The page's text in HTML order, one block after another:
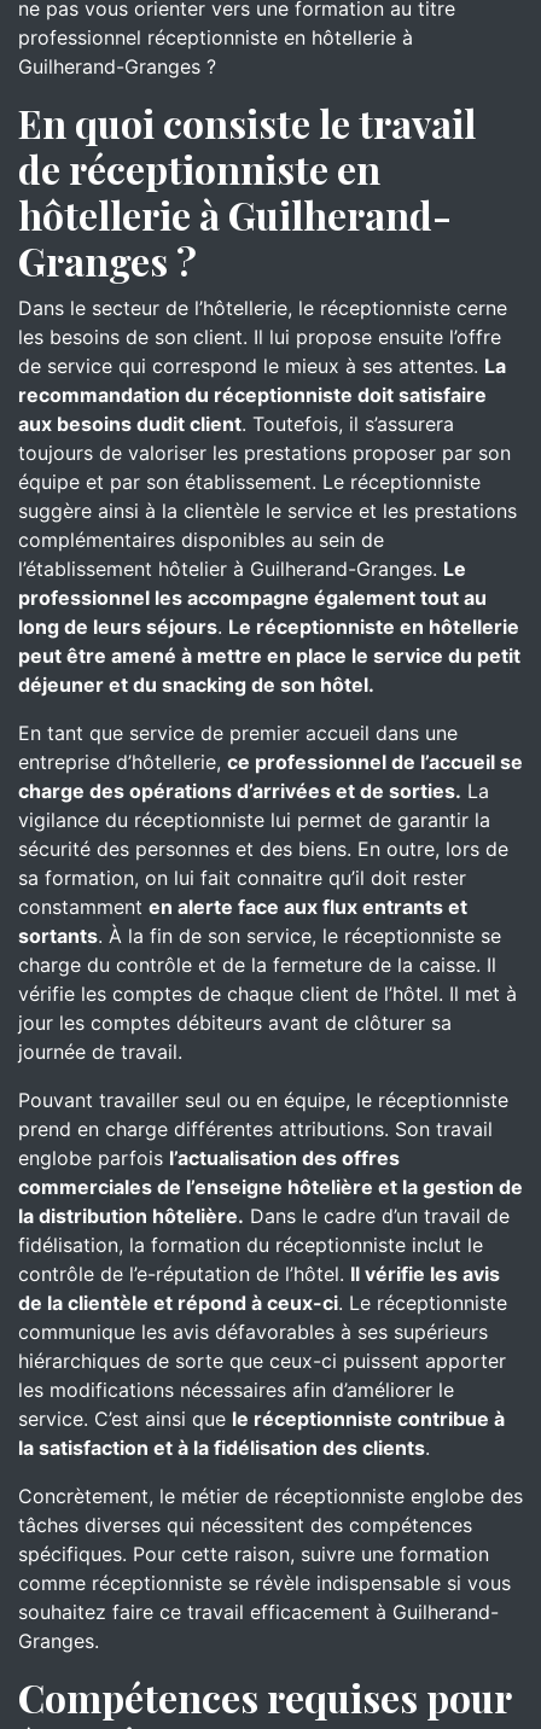
ne pas vous orienter vers une formation au titre
professionnel réceptionniste en hôtellerie à
Guilherand-Granges ?
En quoi consiste le travail
de réceptionniste en
hôtellerie à Guilherand-
Granges ?
Dans le secteur de l’hôtellerie, le réceptionniste cerne
les besoins de son client. Il lui propose ensuite l’offre
de service qui correspond le mieux à ses attentes. La
recommandation du réceptionniste doit satisfaire
aux besoins dudit client. Toutefois, il s’assurera
toujours de valoriser les prestations proposer par son
équipe et par son établissement. Le réceptionniste
suggère ainsi à la clientèle le service et les prestations
complémentaires disponibles au sein de
l’établissement hôtelier à Guilherand-Granges. Le
professionnel les accompagne également tout au
long de leurs séjours. Le réceptionniste en hôtellerie
peut être amené à mettre en place le service du petit
déjeuner et du snacking de son hôtel.
En tant que service de premier accueil dans une
entreprise d’hôtellerie, ce professionnel de l’accueil se
charge des opérations d’arrivées et de sorties. La
vigilance du réceptionniste lui permet de garantir la
sécurité des personnes et des biens. En outre, lors de
sa formation, on lui fait connaitre qu’il doit rester
constamment en alerte face aux flux entrants et
sortants. À la fin de son service, le réceptionniste se
charge du contrôle et de la fermeture de la caisse. Il
vérifie les comptes de chaque client de l’hôtel. Il met à
jour les comptes débiteurs avant de clôturer sa
journée de travail.
Pouvant travailler seul ou en équipe, le réceptionniste
prend en charge différentes attributions. Son travail
englobe parfois l’actualisation des offres
commerciales de l’enseigne hôtelière et la gestion de
la distribution hôtelière. Dans le cadre d’un travail de
fidélisation, la formation du réceptionniste inclut le
contrôle de l’e-réputation de l’hôtel. Il vérifie les avis
de la clientèle et répond à ceux-ci. Le réceptionniste
communique les avis défavorables à ses supérieurs
hiérarchiques de sorte que ceux-ci puissent apporter
les modifications nécessaires afin d’améliorer le
service. C’est ainsi que le réceptionniste contribue à
la satisfaction et à la fidélisation des clients.
Concrètement, le métier de réceptionniste englobe des
tâches diverses qui nécessitent des compétences
spécifiques. Pour cette raison, suivre une formation
comme réceptionniste se révèle indispensable si vous
souhaitez faire ce travail efficacement à Guilherand-
Granges.
Compétences requises pour